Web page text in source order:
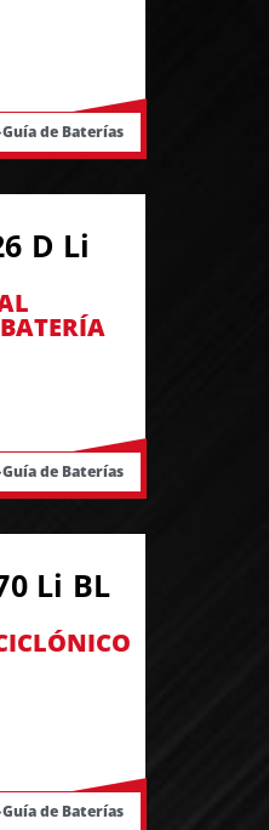
Guía de Baterías
D Li
Guía de Baterías
Li BL
Guía de Baterías